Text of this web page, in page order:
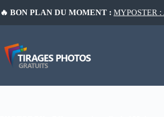
au
🔥 BON PLAN DU MOMENT : MYPOSTER :